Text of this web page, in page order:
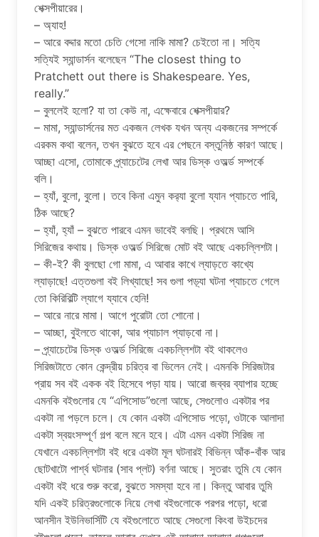
শেক্সপীয়ারের।
– অ্যাহ!
– আরে বদ্দার মতো চেতি গেসো নাকি মামা? চেইতো না। সত্যি
সত্যিই স্যান্ডার্সন বলেছেন “The closest thing to
Pratchett out there is Shakespeare. Yes,
really.”
– বুললেই হলো? যা তা কেউ না, এক্ষেবারে শেক্সপীয়ার?
– মামা, স্যান্ডার্সনের মত একজন লেখক যখন অন্য একজনের সম্পর্কে
এরকম কথা বলেন, তখন বুঝতে হবে এর পেছনে বস্তুনিষ্ঠ কারণ আছে।
আচ্ছা এসো, তোমাকে প্র্যাচেটের লেখা আর ডিস্ক ওঅর্ল্ড সম্পর্কে
বলি।
– হ্যাঁ, বুলো, বুলো। তবে কিনা এমুন কর‍্যা বুলো য্যান প্যাচতে পারি,
ঠিক আছে?
– হ্যাঁ, হ্যাঁ – বুঝতে পারবে এমন ভাবেই বলছি। প্রথমে আসি
সিরিজের কথায়। ডিস্ক ওঅর্ল্ড সিরিজে মোট বই আছে একচল্লিশটা।
– কী-ই? কী বুলছো গো মামা, এ আবার কাখে ল্যাড়তে কাখ্যে
ল্যাড়াছে! এত্তগুলা বই লিখ্যাছে! সব গুলা পড়্যা ঘটনা প্যাচতে গেলে
তো কিরিবিল্টি ল্যাগে য্যাবে হেনি!
– আরে নারে মামা। আগে পুরোটা তো শোনো।
– আচ্ছা, বুইলতে থাকো, আর প্যাচাল প্যাড়বো না।
– প্র্যাচেটের ডিস্ক ওঅর্ল্ড সিরিজে একচল্লিশটা বই থাকলেও
সিরিজটাতে কোন কেন্দ্রীয় চরিত্র বা ভিলেন নেই। এমনকি সিরিজটার
প্রায় সব বই একক বই হিসেবে পড়া যায়। আরো জব্বর ব্যাপার হচ্ছে
এমনকি বইগুলোর যে “এপিসোড”গুলো আছে, সেগুলোও একটার পর
একটা না পড়লে চলে। যে কোন একটা এপিসোড পড়ো, ওটাকে আলাদা
একটা স্বয়ংসম্পূর্ণ গল্প বলে মনে হবে। এটা এমন একটা সিরিজ না
যেখানে একচল্লিশটা বই ধরে একটা মূল ঘটনারই বিভিন্ন আঁক-বাঁক আর
ছোটখাটো পার্শ্ব ঘটনার (সাব প্লট) বর্ণনা আছে। সুতরাং তুমি যে কোন
একটা বই ধরে শুরু করো, বুঝতে সমস্যা হবে না। কিন্তু আবার তুমি
যদি একই চরিত্রগুলোকে নিয়ে লেখা বইগুলোকে পরপর পড়ো, ধরো
আনসীন ইউনিভার্সিটি যে বইগুলোতে আছে সেগুলো কিংবা উইচদের